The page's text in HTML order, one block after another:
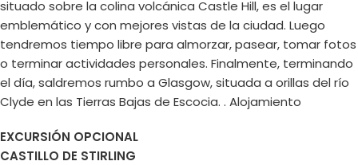
situado sobre la colina volcánica Castle Hill, es el lugar
emblemático y con mejores vistas de la ciudad. Luego
tendremos tiempo libre para almorzar, pasear, tomar fotos
o terminar actividades personales. Finalmente, terminando
el día, saldremos rumbo a Glasgow, situada a orillas del río
Clyde en las Tierras Bajas de Escocia. . Alojamiento
EXCURSIÓN OPCIONAL
CASTILLO DE STIRLING